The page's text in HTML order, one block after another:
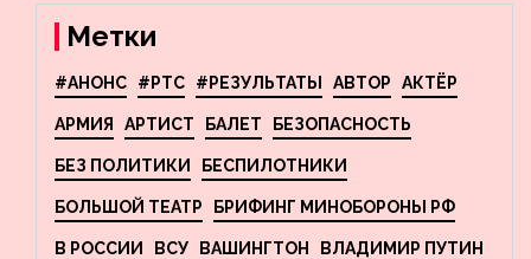
Метки
#АНОНС #РТС #РЕЗУЛЬТАТЫ АВТОР АКТЁР
АРМИЯ АРТИСТ БАЛЕТ БЕЗОПАСНОСТЬ
БЕЗ ПОЛИТИКИ БЕСПИЛОТНИКИ
БОЛЬШОЙ ТЕАТР БРИФИНГ МИНОБОРОНЫ РФ
В РОССИИ ВСУ ВАШИНГТОН ВЛАДИМИР ПУТИН